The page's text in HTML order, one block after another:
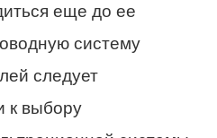
еще до ее
систему
следует
к выбору